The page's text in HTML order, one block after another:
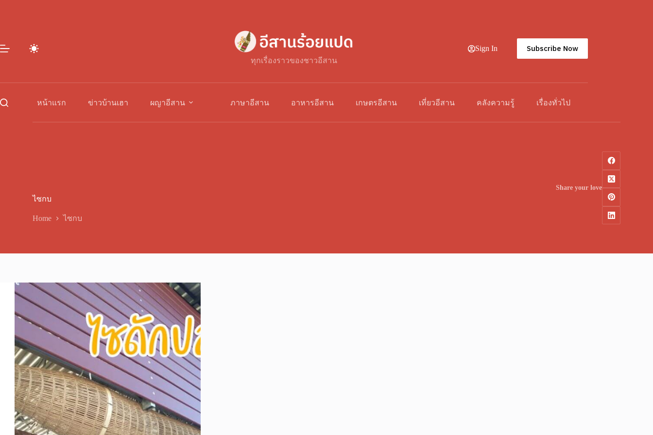
ทุกเรื่องราวของชาวอีสาน
Sign In Subscribe Now
หน้าแรก ข่าวบ้านเฮา ผญาอีสาน ภาษาอีสาน อาหารอีสาน เกษตรอีสาน เที่ยวอีสาน คลังความรู้ เรื่องทั่วไป
ไซกบ
Home ไซกบ
Share your love